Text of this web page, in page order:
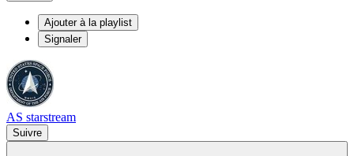
Ajouter à la playlist
Signaler
AS starstream
Suivre